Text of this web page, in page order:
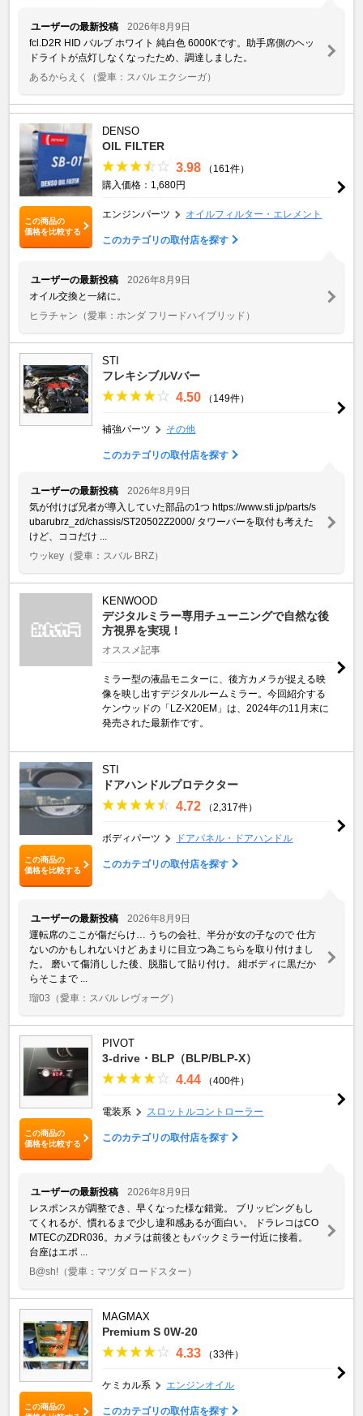
ユーザーの最新投稿
2026年8月9日
fcl.D2R HID バルブ ホワイト 純白色 6000Kです。助手席側のヘッ
ドライトが点灯しなくなったため、調達しました。
あるからえく
（愛車：スバル エクシーガ）
この商品の
価格を比較する
DENSO
OIL FILTER
3.98
（161件）
購入価格：1,680円
エンジンパーツ オイルフィルター・エレメント
このカテゴリの取付店を探す
ユーザーの最新投稿
2026年8月9日
オイル交換と一緒に。
ヒラチャン （愛車：ホンダ フリードハイブリッド）
STI
フレキシブルVバー
4.50 （149件）
補強パーツ その他
このカテゴリの取付店を探す
ユーザーの最新投稿
2026年8月9日
気が付けば兄者が導入していた部品の1つ https://www.sti.jp/parts/s
ubarubrz_zd/chassis/ST20502Z2000/ タワーバーを取付も考えた
けど、ココだけ ...
ウッkey （愛車：スバル BRZ）
KENWOOD
デジタルミラー専用チューニングで自然な後
方視界を実現！
オススメ記事
ミラー型の液晶モニターに、後方カメラが捉える映
像を映し出すデジタルルームミラー。今回紹介する
ケンウッドの「LZ-X20EM」は、2024年の11月末に
発売された最新作です。
この商品の
価格を比較する
STI
ドアハンドルプロテクター
4.72 （2,317件）
ボディパーツ ドアパネル・ドアハンドル
このカテゴリの取付店を探す
ユーザーの最新投稿
2026年8月9日
運転席のここが傷だらけ… うちの会社、半分が女の子なので 仕方
ないのかもしれないけど あまりに目立つ為こちらを取り付けまし
た。 磨いて傷消しした後、脱脂して貼り付け。 紺ボディに黒だか
らそこまで ...
瑠03 （愛車：スバル レヴォーグ）
この商品の
価格を比較する
PIVOT
3-drive・BLP（BLP/BLP-X）
4.44 （400件）
電装系 スロットルコントローラー
このカテゴリの取付店を探す
ユーザーの最新投稿
2026年8月9日
レスポンスが調整でき、早くなった様な錯覚。 ブリッピングもし
てくれるが、慣れるまで少し違和感あるが面白い。 ドラレコはCO
MTECのZDR036。カメラは前後ともバックミラー付近に接着。
台座はエポ ...
B@sh! （愛車：マツダ ロードスター）
この商品の
MAGMAX
Premium S 0W-20
4.33 （33件）
ケミカル系 エンジンオイル
このカテゴリの取付店を探す